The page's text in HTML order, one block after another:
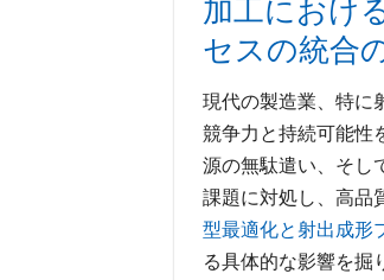
加工におけ
セスの統合
現代の製造業、特に
競争力と持続可能性
源の無駄遣い、そし
課題に対処し、高品
型最適化と射出成形
る具体的な影響を掘